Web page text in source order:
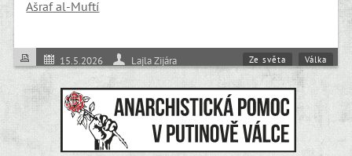
Ašraf al-Muftí
15.5.2026 Lajla Zijára Ze světa Válka